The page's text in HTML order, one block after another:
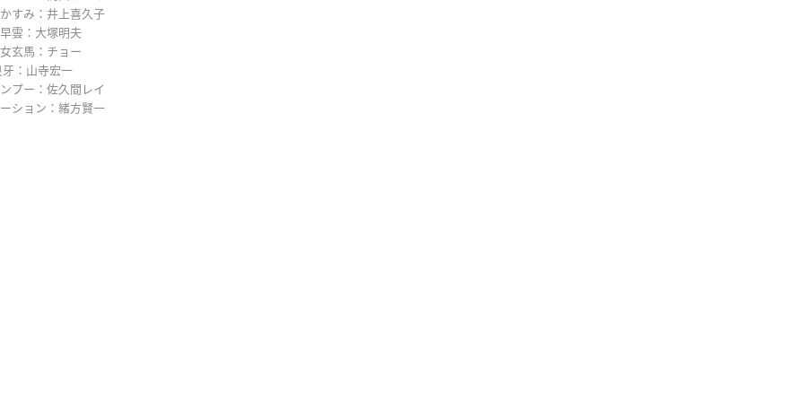
すみ：井上喜久子
雲：大塚明夫
玄馬：チョー
牙：山寺宏一
プー：佐久間レイ
ション：緒方賢一